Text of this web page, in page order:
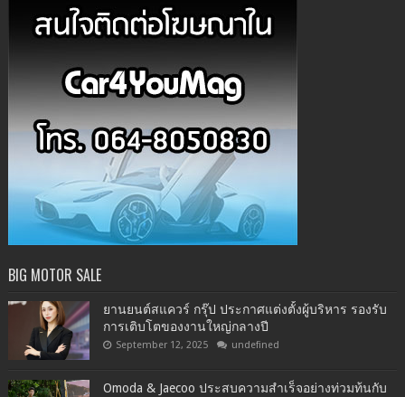
BIG MOTOR SALE
ยานยนต์สแควร์ กรุ๊ป ประกาศแต่งตั้งผู้บริหาร รองรับ
การเติบโตของงานใหญ่กลางปี
September 12, 2025 undefined
Omoda & Jaecoo ประสบความสำเร็จอย่างท่วมท้นกับ